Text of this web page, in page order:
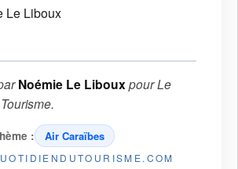
Le Liboux
Noémie Le LibouxpourLe
.
: Air Caraïbes